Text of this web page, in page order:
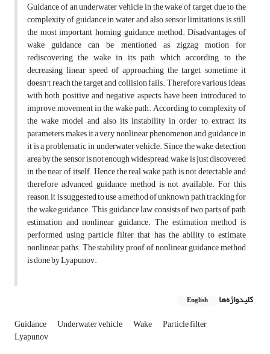
Guidance of an underwater vehicle in the wake of target due to the
complexity of guidance in water and also sensor limitations, is still
the most important homing guidance method. Disadvantages of
wake guidance can be mentioned as zigzag motion for
rediscovering the wake in its path which according to the
decreasing linear speed of approaching the target, sometime it
doesn't reach the target and collision fails. Therefore various ideas,
with both positive and negative aspects, have been introduced to
improve movement in the wake path. According to complexity of
the wake model and also its instability in order to extract its
parameters, makes it a very nonlinear phenomenon and guidance in
it is a problematic in underwater vehicle. Since the wake detection
area by the sensor is not enough widespread, wake is just discovered
in the near of itself. Hence the real wake path is not detectable and
therefore advanced guidance method is not available. For this
reason, it is suggested to use a method of unknown path tracking for
the wake guidance. This guidance law consists of two parts of path
estimation and nonlinear guidance. The estimation method is
performed using particle filter that has the ability to estimate
nonlinear paths. The stability proof of nonlinear guidance method
is done by Lyapunov.
کلیدواژه‌ها English
Guidance Underwater vehicle Wake Particle filter
Lyapunov